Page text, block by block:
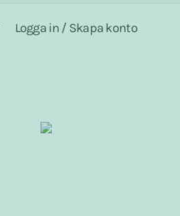
Logga in / Skapa konto